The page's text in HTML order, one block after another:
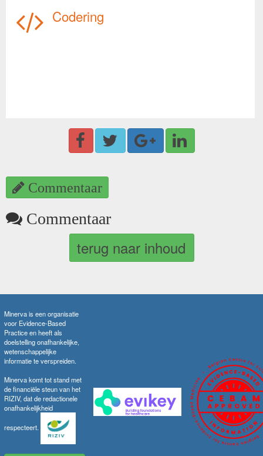
Codering
Commentaar
Commentaar
terug naar inhoud
Minerva is een organisatie
voor Evidence-Based
Practice en heeft als
doelstelling onafhankelijke,
wetenschappelijke
informatie te verspreiden.
Minerva komt tot stand met
de financiële steun van het
RIZIV, dat de redactionele
onafhankelijkheid
respecteert.